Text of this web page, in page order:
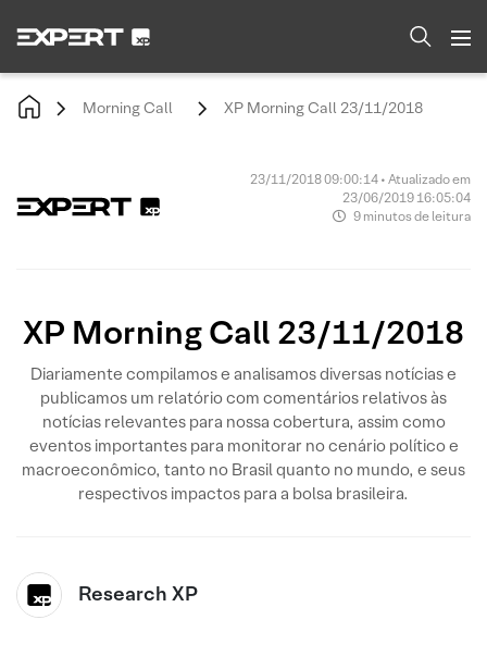
Morning Call XP Morning Call 23/11/2018
23/11/2018 09:00:14 • Atualizado em
23/06/2019 16:05:04
9 minutos de leitura
XP Morning Call 23/11/2018
Diariamente compilamos e analisamos diversas notícias e
publicamos um relatório com comentários relativos às
notícias relevantes para nossa cobertura, assim como
eventos importantes para monitorar no cenário político e
macroeconômico, tanto no Brasil quanto no mundo, e seus
respectivos impactos para a bolsa brasileira.
Research XP